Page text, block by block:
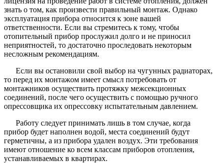
знать о том, как произвести правильный монтаж. Однако
эксплуатация прибора относится к зоне вашей
ответственности. Если вы стремитесь к тому, чтобы
отопительный прибор прослужил долго и не приносил
неприятностей, то достаточно проследовать некоторым
несложным рекомендациям.
Если вы остановили свой выбор на чугунных радиаторах,
то перед их монтажом имеет смысл потребовать от
монтажников осуществить протяжку межсекционных
соединений, после чего осуществить с помощью ручного
опрессовщика их опрессовку испытательным давлением.
Работу следует принимать лишь в том случае, когда
прибор будет наполнен водой, места соединений будут
герметичны, а из прибора удален воздух. Эти требования
имеют отношение ко всем классам приборов отопления,
устанавливаемых в квартирах.